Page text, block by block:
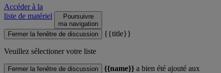
Accéder à la
liste de matériel
Poursuivre
ma navigation
Fermer la fenêtre de discussion
{{title}}
Veuillez sélectioner votre liste
Fermer la fenêtre de discussion {{name}} a bien été ajouté aux